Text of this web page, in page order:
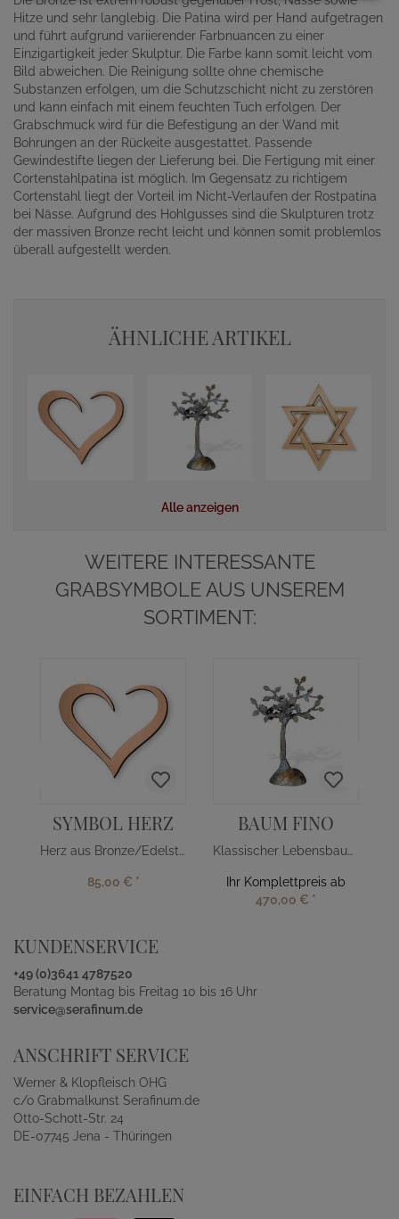
Hitze und sehr langlebig. Die Patina wird per Hand aufgetragen
und führt aufgrund variierender Farbnuancen zu einer
Einzigartigkeit jeder Skulptur. Die Farbe kann somit leicht vom
Bild abweichen. Die Reinigung sollte ohne chemische
Substanzen erfolgen, um die Schutzschicht nicht zu zerstören
und kann einfach mit einem feuchten Tuch erfolgen. Der
Grabschmuck wird für die Befestigung an der Wand mit
Bohrungen an der Rückeite ausgestattet. Passende
Gewindestifte liegen der Lieferung bei. Die Fertigung mit einer
Cortenstahlpatina ist möglich. Im Gegensatz zu richtigem
Cortenstahl liegt der Vorteil im Nicht-Verlaufen der Rostpatina
bei Nässe. Aufgrund des Hohlgusses sind die Skulpturen trotz
der massiven Bronze recht leicht und können somit problemlos
überall aufgestellt werden.
ÄHNLICHE ARTIKEL
Alle anzeigen
WEITERE INTERESSANTE
GRABSYMBOLE AUS UNSEREM
SORTIMENT:
SYMBOL HERZ
Herz aus Bronze/Edelstahl
85,00 € *
BAUM FINO
Klassischer Lebensbaum aus Bronze
Ihr Komplettpreis ab
470,00 € *
KUNDENSERVICE
+49 (0)3641 4787520
Beratung Montag bis Freitag 10 bis 16 Uhr
service@serafinum.de
ANSCHRIFT SERVICE
Werner & Klopfleisch OHG
c/o Grabmalkunst Serafinum.de
Otto-Schott-Str. 24
DE-07745 Jena - Thüringen
EINFACH BEZAHLEN